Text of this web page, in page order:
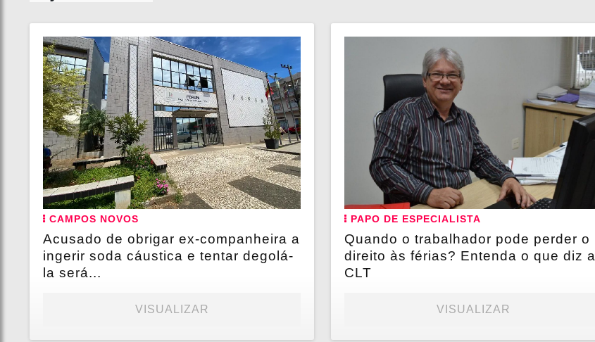
CAMPOS NOVOS
Acusado de obrigar ex-companheira a
ingerir soda cáustica e tentar degolá-
la será...
VISUALIZAR
PAPO DE ESPECIALISTA
Quando o trabalhador pode perder o
direito às férias? Entenda o que diz a
CLT
VISUALIZAR